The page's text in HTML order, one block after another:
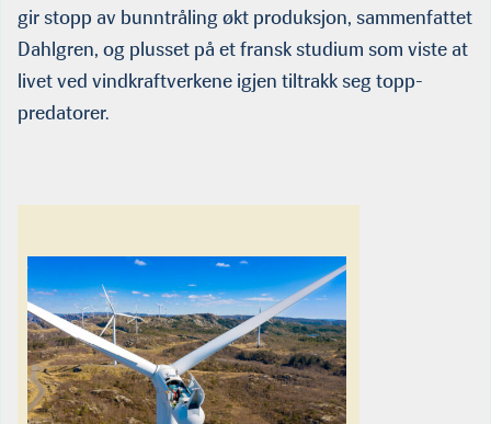
gir stopp av bunntråling økt produksjon, sammenfattet
Dahlgren, og plusset på et fransk studium som viste at
livet ved vindkraftverkene igjen tiltrakk seg topp-
predatorer.